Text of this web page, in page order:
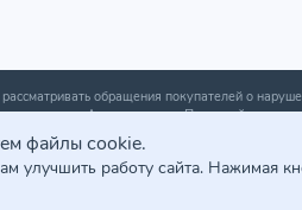
обращения покупателей о
и услуг Администрации Первомайского р-
УНП 192636458 | г. Минск, пр-т
в торговом реестре 25.03.2020 г. |
файлы cookie.
улучшить работу сайта. Нажимая